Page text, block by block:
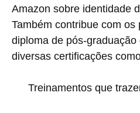
Amazon sobre identidade
Também contribue com
diploma de pós-
diversas certificações
Treinamentos que